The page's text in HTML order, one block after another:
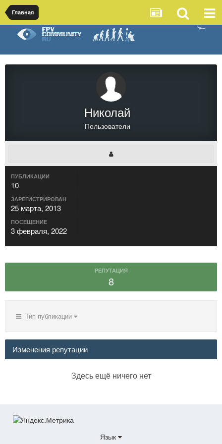
Главная
Николай
Пользователи
ПУБЛИКАЦИИ
10
ЗАРЕГИСТРИРОВАН
25 марта, 2013
ПОСЕЩЕНИЕ
3 февраля, 2022
РЕПУТАЦИЯ
8
Тип публикации
Изменения репутации
Здесь ещё ничего нет
Язык